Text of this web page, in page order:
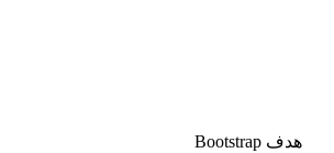
هدف Bootstrap